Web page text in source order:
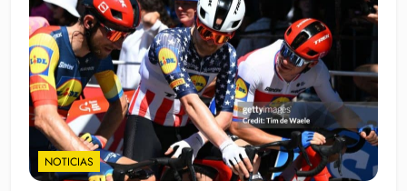
NOTICIAS